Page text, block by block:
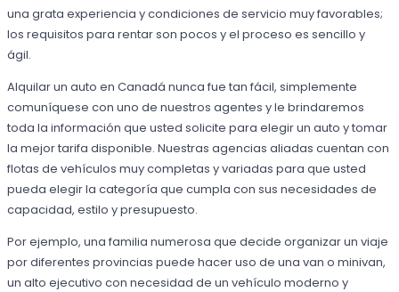
una grata experiencia y condiciones de servicio muy favorables;
los requisitos para rentar son pocos y el proceso es sencillo y
ágil.
Alquilar un auto en Canadá nunca fue tan fácil, simplemente
comuníquese con uno de nuestros agentes y le brindaremos
toda la información que usted solicite para elegir un auto y tomar
la mejor tarifa disponible. Nuestras agencias aliadas cuentan con
flotas de vehículos muy completas y variadas para que usted
pueda elegir la categoría que cumpla con sus necesidades de
capacidad, estilo y presupuesto.
Por ejemplo, una familia numerosa que decide organizar un viaje
por diferentes provincias puede hacer uso de una van o minivan,
un alto ejecutivo con necesidad de un vehículo moderno y